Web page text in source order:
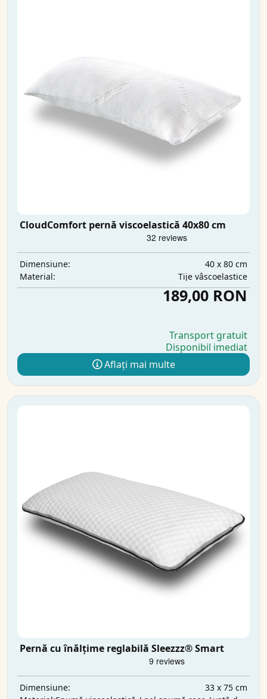
CloudComfort pernă viscoelastică 40x80 cm
Dimensiune:
40 x 80 cm
Material:
Tije vâscoelastice
189,00 RON
Transport gratuit
Disponibil imediat
Aflați mai multe
Pernă cu înălțime reglabilă Sleezzz® Smart
Dimensiune:
33 x 75 cm